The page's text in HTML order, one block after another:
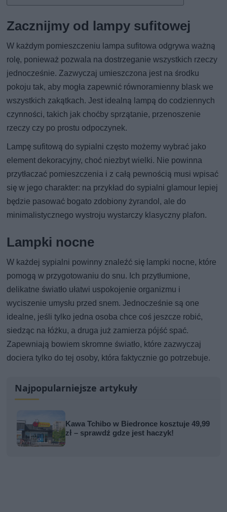
Zacznijmy od lampy sufitowej
W każdym pomieszczeniu lampa sufitowa odgrywa ważną
rolę, ponieważ pozwala na dostrzeganie wszystkich rzeczy
jednocześnie. Zazwyczaj umieszczona jest na środku
pokoju tak, aby mogła zapewnić równoramienny blask we
wszystkich zakątkach. Jest idealną lampą do codziennych
czynności, takich jak choćby sprzątanie, przenoszenie
rzeczy czy po prostu odpoczynek.
Lampę sufitową do sypialni często możemy wybrać jako
element dekoracyjny, choć niezbyt wielki. Nie powinna
przytłaczać pomieszczenia i z całą pewnością musi wpisać
się w jego charakter: na przykład do sypialni glamour lepiej
będzie pasować bogato zdobiony żyrandol, ale do
minimalistycznego wystroju wystarczy klasyczny plafon.
Lampki nocne
W każdej sypialni powinny znaleźć się lampki nocne, które
pomogą w przygotowaniu do snu. Ich przytłumione,
delikatne światło ułatwi uspokojenie organizmu i
wyciszenie umysłu przed snem. Jednocześnie są one
idealne, jeśli tylko jedna osoba chce coś jeszcze robić,
siedząc na łóżku, a druga już zamierza pójść spać.
Zapewniają bowiem skromne światło, które zazwyczaj
dociera tylko do tej osoby, która faktycznie go potrzebuje.
Najpopularniejsze artykuły
Kawa Tchibo w Biedronce kosztuje 49,99
zł – sprawdź gdze jest haczyk!